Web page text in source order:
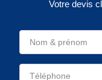
Votre devis